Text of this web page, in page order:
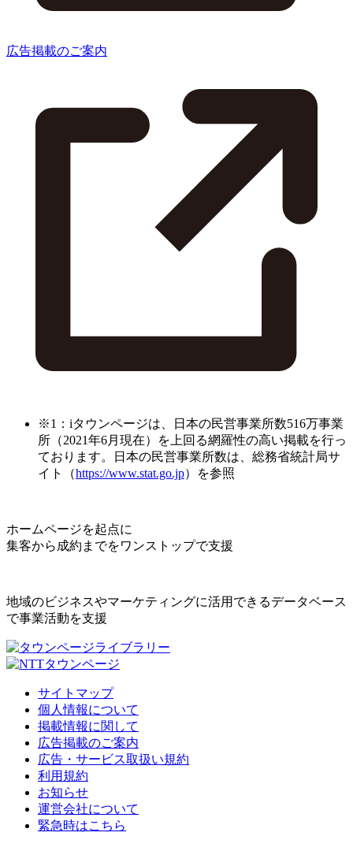
広告掲載のご案内
※1：iタウンページは、日本の民営事業所数516万事業
所（2021年6月現在）を上回る網羅性の高い掲載を行っ
ております。日本の民営事業所数は、総務省統計局サ
イト（https://www.stat.go.jp）を参照
ホームページを起点に
集客から成約までをワンストップで支援
地域のビジネスやマーケティングに活用できるデータベース
で事業活動を支援
サイトマップ
個人情報について
掲載情報に関して
広告掲載のご案内
広告・サービス取扱い規約
利用規約
お知らせ
運営会社について
緊急時はこちら